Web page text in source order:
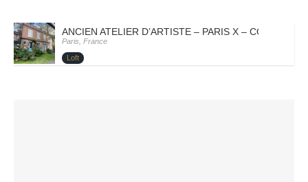
ANCIEN ATELIER D’ARTISTE – PARIS X – CORINNE
Paris, France
Loft